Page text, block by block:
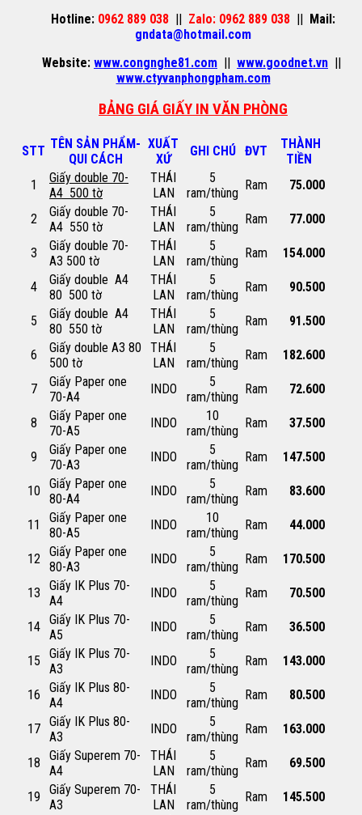
Hotline: 0962 889 038 || Zalo: 0962 889 038 || Mail:
gndata@hotmail.com
Website: www.congnghe81.com || www.goodnet.vn ||
www.ctyvanphongpham.com
BẢNG GIÁ GIẤY IN VĂN PHÒNG
STT TÊN SẢN PHẨM-
QUI CÁCH
XUẤT
XỨ
GHI CHÚ ĐVT
THÀNH
TIỀN
1
Giấy double 70-
A4 500 tờ
THÁI
LAN
5
ram/thùng
Ram 75.000
2
Giấy double 70-
A4 550 tờ
THÁI
LAN
5
ram/thùng
Ram 77.000
3
Giấy double 70-
A3 500 tờ
THÁI
LAN
5
ram/thùng
Ram 154.000
4
Giấy double A4
80 500 tờ
THÁI
LAN
5
ram/thùng
Ram 90.500
5
Giấy double A4
80 550 tờ
THÁI
LAN
5
ram/thùng
Ram 91.500
6
Giấy double A3 80
500 tờ
THÁI
LAN
5
ram/thùng
Ram 182.600
7
Giấy Paper one
70-A4
INDO
5
ram/thùng
Ram 72.600
8
Giấy Paper one
70-A5
INDO
10
ram/thùng
Ram 37.500
9
Giấy Paper one
70-A3
INDO
5
ram/thùng
Ram 147.500
10
Giấy Paper one
80-A4
INDO
5
ram/thùng
Ram 83.600
11
Giấy Paper one
80-A5
INDO
10
ram/thùng
Ram 44.000
12
Giấy Paper one
80-A3
INDO
5
ram/thùng
Ram 170.500
13
Giấy IK Plus 70-
A4
INDO
5
ram/thùng
Ram 70.500
14
Giấy IK Plus 70-
A5
INDO
5
ram/thùng
Ram 36.500
15
Giấy IK Plus 70-
A3
INDO
5
ram/thùng
Ram 143.000
16
Giấy IK Plus 80-
A4
INDO
5
ram/thùng
Ram 80.500
17
Giấy IK Plus 80-
A3
INDO
5
ram/thùng
Ram 163.000
18
Giấy Superem 70-
A4
THÁI
LAN
5
ram/thùng
Ram 69.500
19
Giấy Superem 70-
A3
THÁI
LAN
5
ram/thùng
Ram 145.500